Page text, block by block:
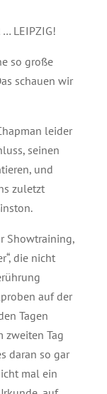
LEIPZIG!
so große
schauen wir
leider
seinen
und
zuletzt
Showtraining,
die nicht
auf der
Tagen
zweiten Tag
daran so gar
mal ein